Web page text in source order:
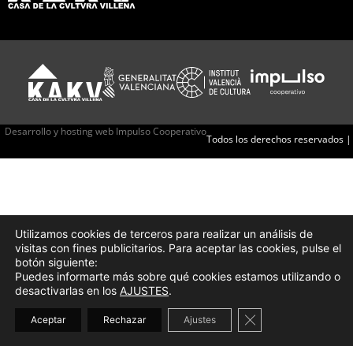
Todos los derechos reservados |
Desarrollo y hosting web Impulso Cooperativo
Utilizamos cookies de terceros para realizar un análisis de
visitas con fines publicitarios. Para aceptar las cookies, pulse el
botón siguiente:
Puedes informarte más sobre qué cookies estamos utilizando o
desactivarlas en los AJUSTES.
Aceptar Rechazar Ajustes Cerrar el banner de